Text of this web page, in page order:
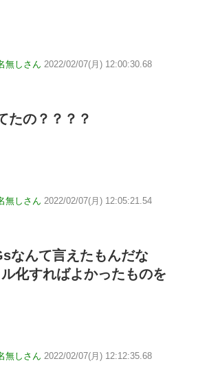
無しさん 2022/02/07(月) 12:00:30.68
たの？？？？
無しさん 2022/02/07(月) 12:05:21.54
なんて言えたもんだな
化すればよかったものを
無しさん 2022/02/07(月) 12:12:35.68